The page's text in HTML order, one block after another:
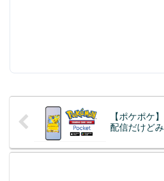
【ポケポケ
配信だけど